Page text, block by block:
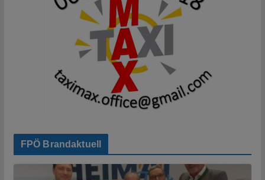
FPÖ Brandaktuell